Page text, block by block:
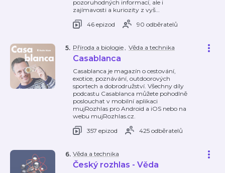
pozoruhodných informací, ale i
zajímavosti a kuriozity z vyš…
46 epizod
90 odběratelů
Příroda a biologie, Věda a technika
Casablanca
Casablanca je magazín o cestování,
exotice, poznávání, outdoorových
sportech a dobrodružství. Všechny díly
podcastu Casablanca můžete pohodlně
poslouchat v mobilní aplikaci
mujRozhlas pro Android a iOS nebo na
webu mujRozhlas.cz.
357 epizod
425 odběratelů
5.
Věda a technika
Český rozhlas - Věda
6.